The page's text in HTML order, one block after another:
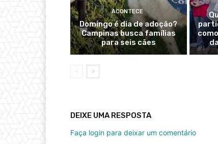
ACONTECE
Domingo é dia de adoção?
Campinas busca famílias
para seis cães
DEIXE UMA RESPOSTA
Faça login para deixar um comentário